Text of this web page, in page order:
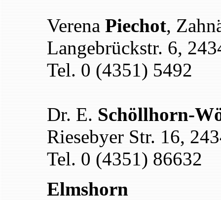
Verena Piechot,
Langebrückstr. 6,
Tel. 0 (4351) 5492
Dr. E. Schöllhorn-
Riesebyer Str. 16,
Tel. 0 (4351) 86632
Elmshorn